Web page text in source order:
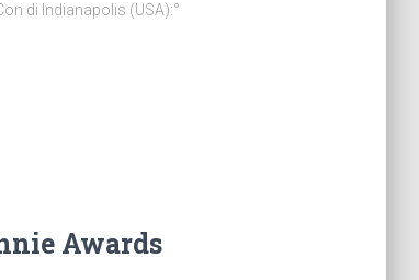
di Indianapolis (USA):°
Awards